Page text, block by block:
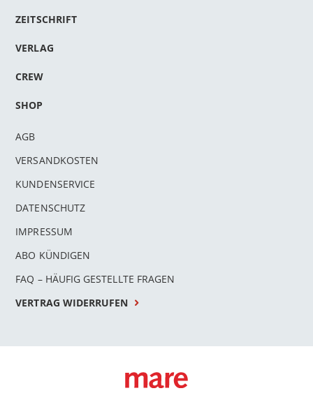
ZEITSCHRIFT
VERLAG
CREW
SHOP
AGB
VERSANDKOSTEN
KUNDENSERVICE
DATENSCHUTZ
IMPRESSUM
ABO KÜNDIGEN
FAQ – HÄUFIG GESTELLTE FRAGEN
VERTRAG WIDERRUFEN